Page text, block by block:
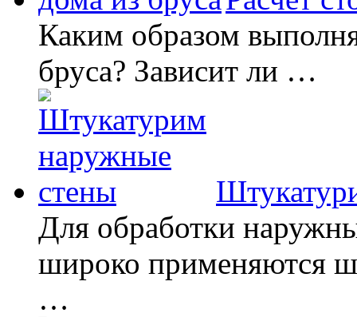
Каким образом
бруса? Зависит ли …
Для обработки
широко применяются
…